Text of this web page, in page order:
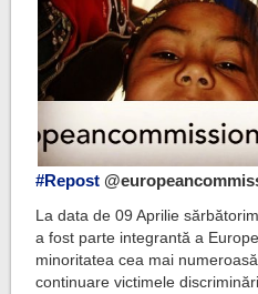
#Repost
La data de 09 Aprilie
a fost parte integrantă a
minoritatea cea mai
continuare victimele